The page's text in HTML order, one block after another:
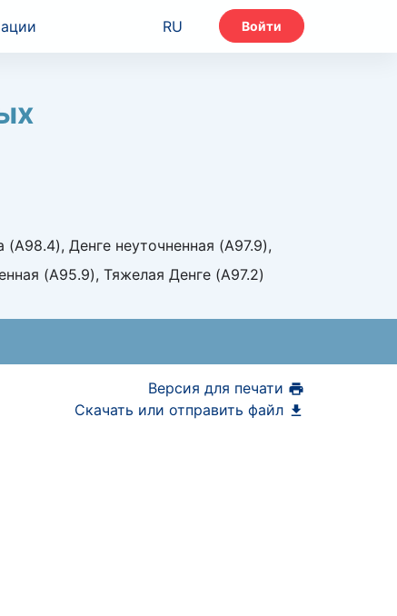
RU Войти
Денге неуточненная (A97.9),
(A95.9), Тяжелая Денге (A97.2)
Версия для печати
Скачать или отправить файл